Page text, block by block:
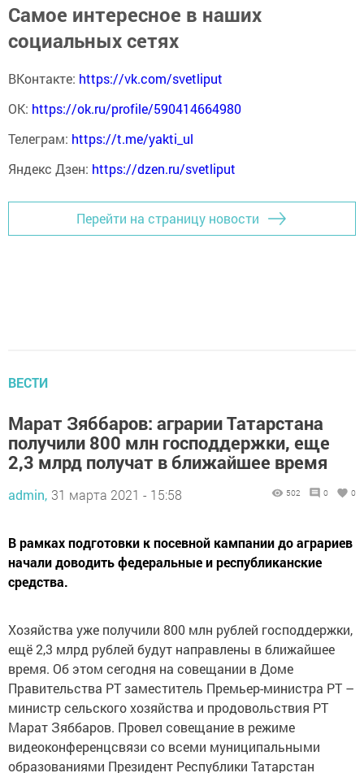
Самое интересное в наших
социальных сетях
ВКонтакте: https://vk.com/svetliput
ОК: https://ok.ru/profile/590414664980
Телеграм: https://t.me/yakti_ul
Яндекс Дзен: https://dzen.ru/svetliput
Перейти на страницу новости
ВЕСТИ
Марат Зяббаров: аграрии Татарстана
получили 800 млн господдержки, еще
2,3 млрд получат в ближайшее время
admin, 31 марта 2021 - 15:58 502 0 0
В рамках подготовки к посевной кампании до аграриев
начали доводить федеральные и республиканские
средства.
Хозяйства уже получили 800 млн рублей господдержки,
ещё 2,3 млрд рублей будут направлены в ближайшее
время. Об этом сегодня на совещании в Доме
Правительства РТ заместитель Премьер-министра РТ –
министр сельского хозяйства и продовольствия РТ
Марат Зяббаров. Провел совещание в режиме
видеоконференцсвязи со всеми муниципальными
образованиями Президент Республики Татарстан